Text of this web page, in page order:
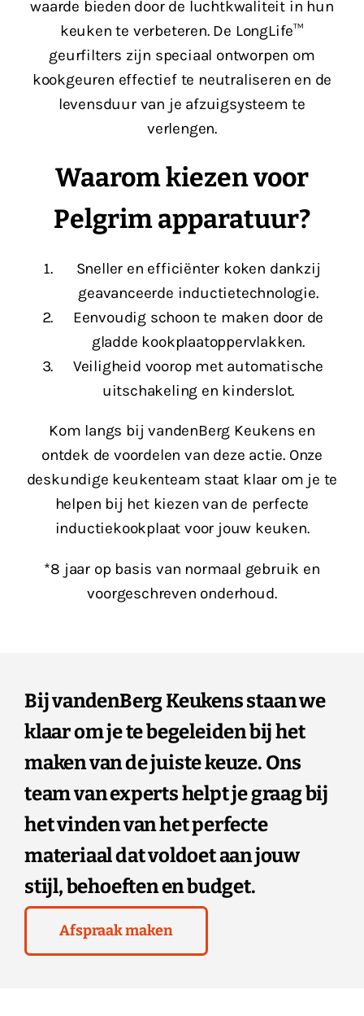
waarde bieden door de luchtkwaliteit in hun
keuken te verbeteren. De LongLife™
geurfilters zijn speciaal ontworpen om
kookgeuren effectief te neutraliseren en de
levensduur van je afzuigsysteem te
verlengen.
Waarom kiezen voor
Pelgrim apparatuur?
Sneller en efficiënter koken dankzij
geavanceerde inductietechnologie.
Eenvoudig schoon te maken door de
gladde kookplaatoppervlakken.
Veiligheid voorop met automatische
uitschakeling en kinderslot.
Kom langs bij vandenBerg Keukens en
ontdek de voordelen van deze actie. Onze
deskundige keukenteam staat klaar om je te
helpen bij het kiezen van de perfecte
inductiekookplaat voor jouw keuken.
*8 jaar op basis van normaal gebruik en
voorgeschreven onderhoud.
Bij vandenBerg Keukens staan we
klaar om je te begeleiden bij het
maken van de juiste keuze. Ons
team van experts helpt je graag bij
het vinden van het perfecte
materiaal dat voldoet aan jouw
stijl, behoeften en budget.
Afspraak maken